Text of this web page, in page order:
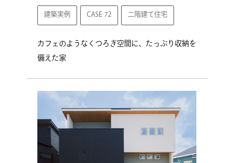
建築実例 CASE 72 二階建て住宅
カフェのようなくつろぎ空間に、たっぷり収納を
備えた家